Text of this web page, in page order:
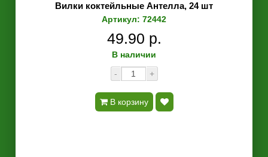
Вилки коктейльные Антелла, 24 шт
Артикул: 72442
49.90 р.
В наличии
-
+
В корзину